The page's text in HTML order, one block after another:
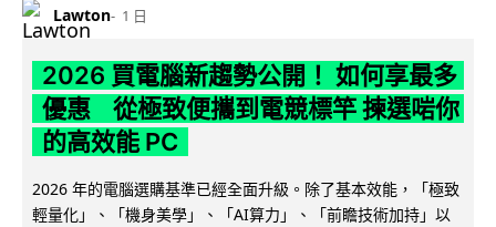
Lawton 1 日
2026 買電腦新趨勢公開！ 如何享最多
優惠 從極致便攜到電競標竿 揀選啱你
的高效能 PC
2026 年的電腦選購基準已經全面升級。除了基本效能，「極致
輕量化」、「機身美學」、「AI算力」、「前瞻技術加持」以